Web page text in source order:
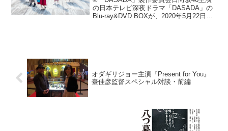
の日本テレビ深夜ドラマ「DASADA」の
Blu-ray&DVD BOXが、2020年5月22日
オダギリジョー主演『Present for You』
臺佳彦監督スペシャル対談・前編